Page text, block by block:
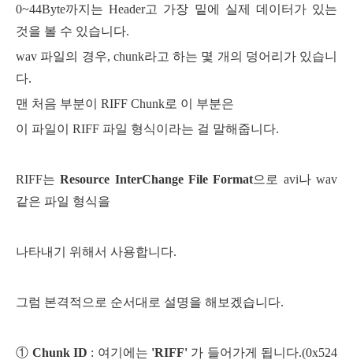
0~44Byte까지는 Header고 가장 밑에 실제 데이터가 있는
것을 볼 수 있습니다.
wav 파일의 경우, chunk라고 하는 몇 개의 덩어리가 있습니
다.
맨 처음 부분이 RIFF Chunk로 이 부분은
이 파일이 RIFF 파일 형식이라는 걸 말해줍니다.
RIFF는Resource InterChange File Format으로 avi나 wav
같은 파일 형식을
나타내기 위해서 사용합니다.
그럼 본격적으로 순서대로 설명을 해보겠습니다.
① Chunk ID : 여기에는 'RIFF' 가 들어가게 됩니다.(0x524